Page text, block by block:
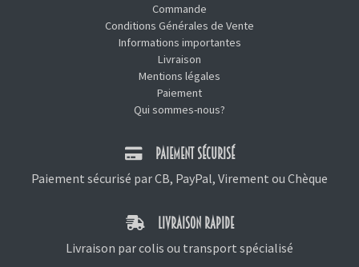
Commande
Conditions Générales de Vente
Informations importantes
Livraison
Mentions légales
Paiement
Qui sommes-nous?
PAIEMENT SÉCURISÉ
Paiement sécurisé par CB, PayPal, Virement ou Chèque
LIVRAISON RAPIDE
Livraison par colis ou transport spécialisé